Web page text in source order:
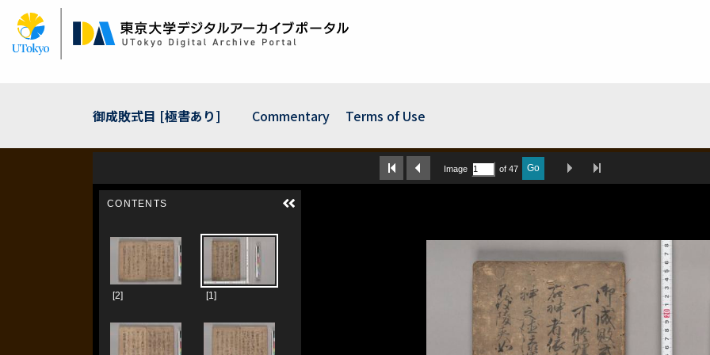
Skip
main
content
御成敗式目 [極書あり] Commentary Terms of Use